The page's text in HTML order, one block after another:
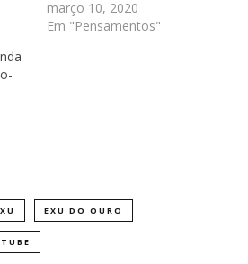
março 10, 2020
Em "Pensamentos"
EXU DO OURO